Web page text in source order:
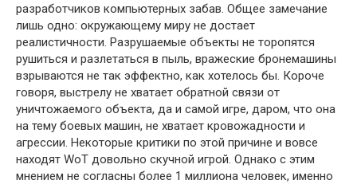
разработчиков компьютерных забав. Общее замечание
лишь одно: окружающему миру не достает
реалистичности. Разрушаемые объекты не торопятся
рушиться и разлетаться в пыль, вражеские бронемашины
взрываются не так эффектно, как хотелось бы. Короче
говоря, выстрелу не хватает обратной связи от
уничтожаемого объекта, да и самой игре, даром, что она
на тему боевых машин, не хватает кровожадности и
агрессии. Некоторые критики по этой причине и вовсе
находят WoT довольно скучной игрой. Однако с этим
мнением не согласны более 1 миллиона человек, именно